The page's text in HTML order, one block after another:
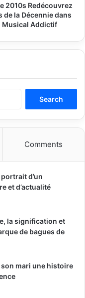
2010s Redécouvrez
de la Décennie dans
Musical Addictif
Comments
d’un
et d’actualité
la signification et
de bagues de
mari une histoire